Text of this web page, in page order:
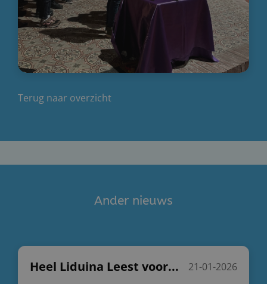
Terug naar overzicht
Ander nieuws
Heel Liduina Leest voor...
21-01-2026